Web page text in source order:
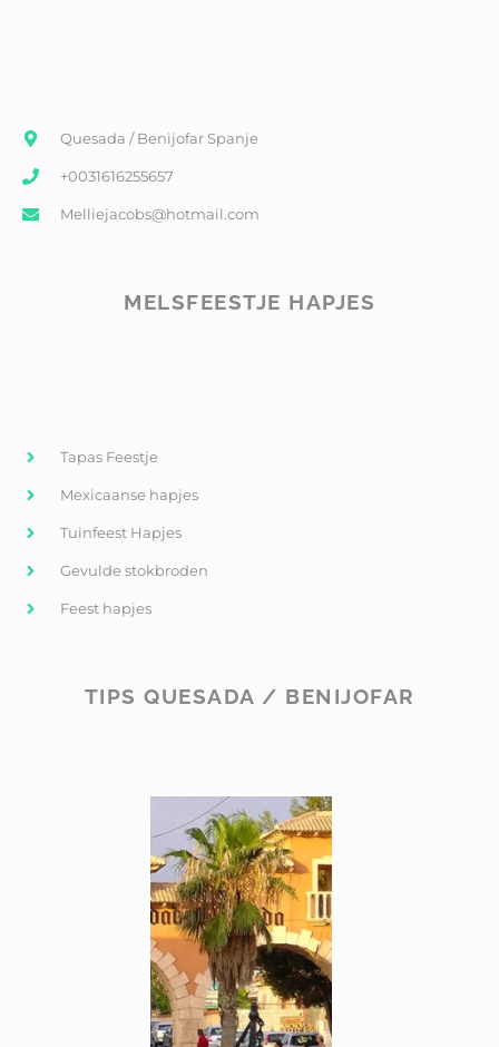
Quesada / Benijofar Spanje
+0031616255657
Melliejacobs@hotmail.com
MELSFEESTJE HAPJES
Tapas Feestje
Mexicaanse hapjes
Tuinfeest Hapjes
Gevulde stokbroden
Feest hapjes
TIPS QUESADA / BENIJOFAR